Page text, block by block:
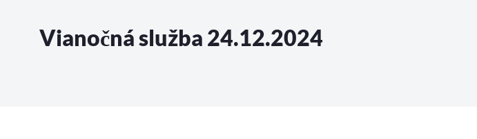
Vianočná služba 24.12.2024